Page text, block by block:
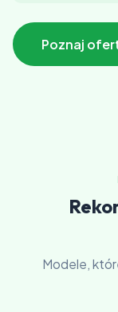
Poznaj
Modele,